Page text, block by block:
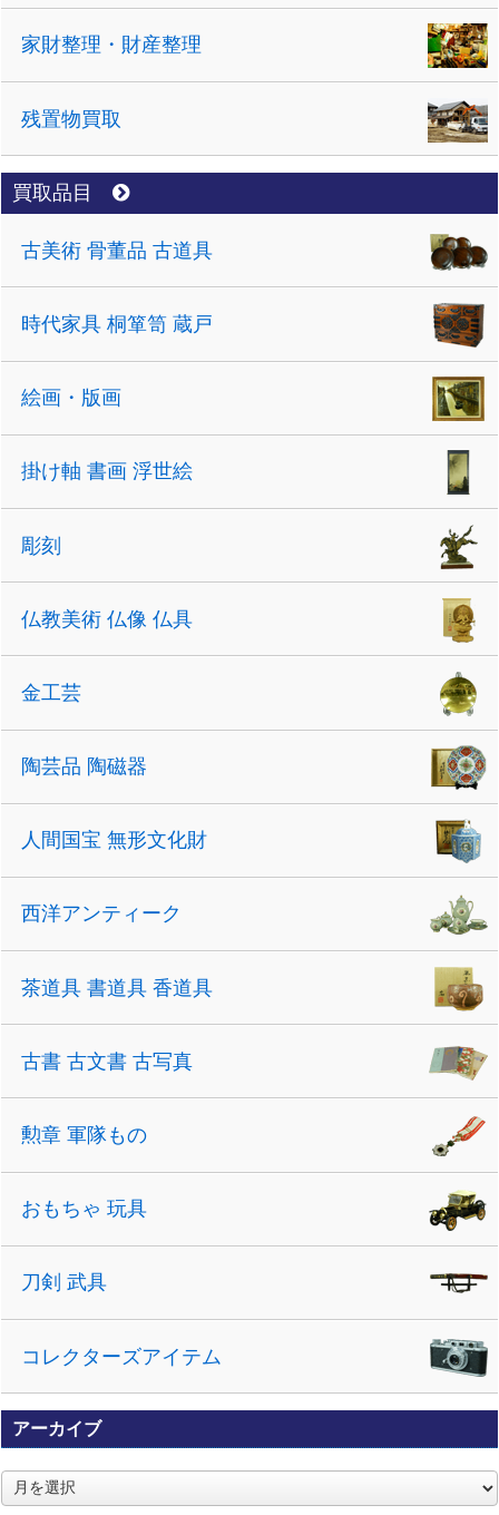
家財整理・財産整理
残置物買取
買取品目
古美術 骨董品 古道具
時代家具 桐箪笥 蔵戸
絵画・版画
掛け軸 書画 浮世絵
彫刻
仏教美術 仏像 仏具
金工芸
陶芸品 陶磁器
人間国宝 無形文化財
西洋アンティーク
茶道具 書道具 香道具
古書 古文書 古写真
勲章 軍隊もの
おもちゃ 玩具
刀剣 武具
コレクターズアイテム
アーカイブ
ア
ー